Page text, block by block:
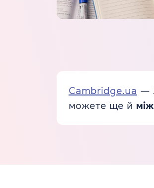
Cambridge.ua —
можете ще й